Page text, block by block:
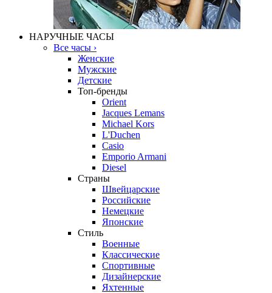
НАРУЧНЫЕ ЧАСЫ
Все часы ›
Женские
Мужские
Детские
Топ-бренды
Orient
Jacques Lemans
Michael Kors
L'Duchen
Casio
Emporio Armani
Diesel
Страны
Швейцарские
Российские
Немецкие
Японские
Стиль
Военные
Классические
Спортивные
Дизайнерские
Яхтенные